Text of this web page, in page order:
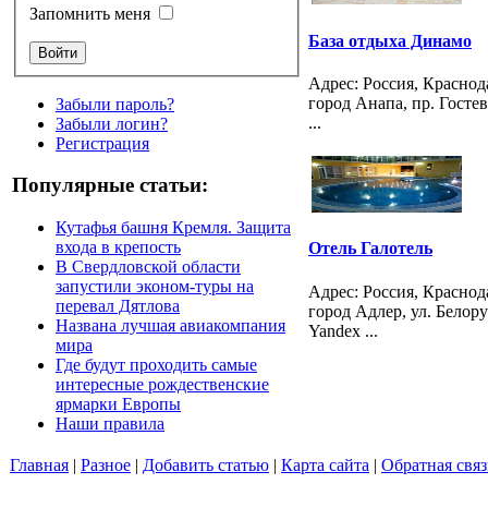
Запомнить меня
Забыли пароль?
Забыли логин?
Регистрация
Популярные статьи:
Кутафья башня Кремля. Защита
входа в крепость
В Свердловской области
запустили эконом-туры на
перевал Дятлова
Названа лучшая авиакомпания
мира
Где будут проходить самые
интересные рождественские
ярмарки Европы
Наши правила
База отдыха Динамо
Адрес: Россия,
город Анапа, пр.
...
Отель Галотель
Адрес: Россия,
город Адлер, ул.
Yandex ...
Главная | Разное | Добавить статью | Карта сайта | Обратная